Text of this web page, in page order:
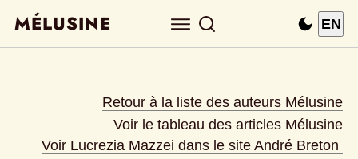
MÉLUSINE EN
Retour à la liste des auteurs Mélusine
Voir le tableau des articles Mélusine
Voir Lucrezia Mazzei dans le site André Breton